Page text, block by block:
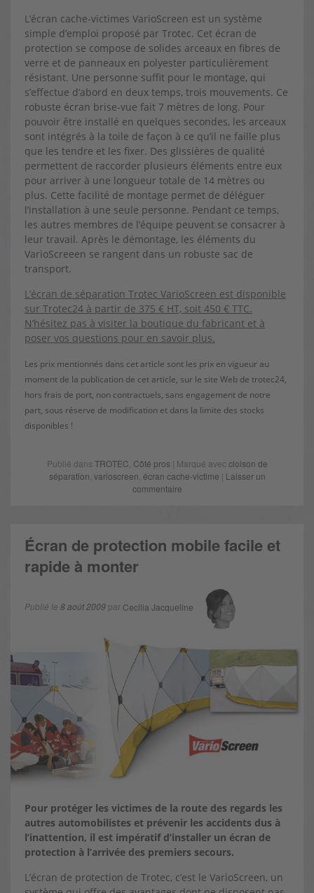
L’écran cache-victimes VarioScreen est un système
simple d’emploi proposé par Trotec. Cet écran de
protection se compose de solides arceaux en fibres de
verre et de panneaux en polyester particulièrement
résistant. Une personne suffit pour le montage, qui
s’effectue d’abord en deux temps, trois mouvements. Ce
robuste écran brise-vue fait 7 mètres de long. Pour
pouvoir être installé en quelques secondes, les arceaux
sont intégrés à la toile de façon à ce qu’il ne faille plus
que les tendre et les fixer. Des glissières de qualité
permettent de raccorder plusieurs éléments entre eux
pour arriver à une longueur totale de 14 mètres ou
plus. Cette facilité de montage permet de déléguer
l’installation à une seule personne. Pendant ce temps,
les autres membres de l’équipe peuvent se consacrer à
leur travail. Après le démontage, les éléments du
VarioScreeen se rangent dans un robuste sac de
transport.
L’écran de séparation Trotec VarioScreen est disponible
sur Trotec24 à partir de 375 € HT, soit 450 € TTC.
N’hésitez pas à visiter la boutique du fabricant et à
poser vos questions pour en savoir plus.
Les prix mentionnés dans cet article sont les prix en vigueur au
moment de la publication de cet article, sur le site Web de trotec24,
hors frais de port, non contractuels, sans engagement de notre
part, sous réserve de modification et dans la limite des stocks
disponibles !
Publié dans TROTEC, Côté pros | Marqué avec cloison de
séparation, varioscreen, écran cache-victime | Laisser un
commentaire
Écran de protection mobile facile et
rapide à monter
Publié le 8 août 2009 par Cecilia Jacqueline
Pour protéger les victimes de la route des regards les
autres automobilistes et prévenir les accidents dus à
l’inattention, il est impératif d’installer un écran de
protection à l’arrivée des premiers secours.
L’écran de protection de Trotec, c’est le VarioScreen, un